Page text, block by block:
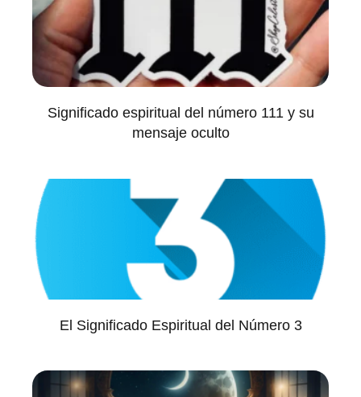
Significado espiritual del número 111 y su
mensaje oculto
El Significado Espiritual del Número 3